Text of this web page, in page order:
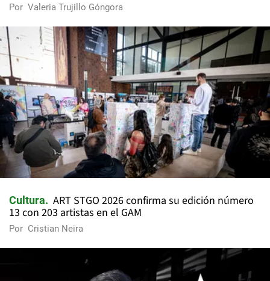
Por Valeria Trujillo Góngora
Cultura
ART STGO 2026 confirma su edición número
13 con 203 artistas en el GAM
Por Cristian Neira